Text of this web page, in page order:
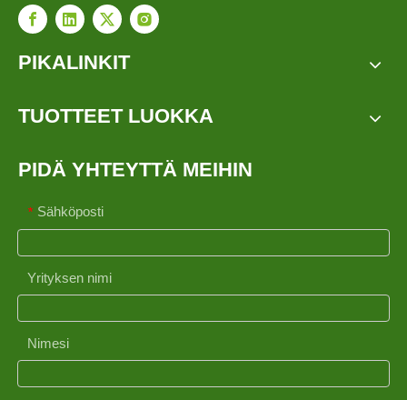
PIKALINKIT
TUOTTEET LUOKKA
PIDÄ YHTEYTTÄ MEIHIN
* Sähköposti
Yrityksen nimi
Nimesi